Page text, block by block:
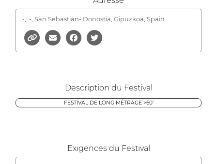
-, -, San Sebastián- Donostia, Gipuzkoa, Spain
Description du Festival
FESTIVAL DE LONG MÉTRAGE >60'
Exigences du Festival